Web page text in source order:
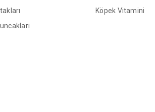
Köpek Vitamini